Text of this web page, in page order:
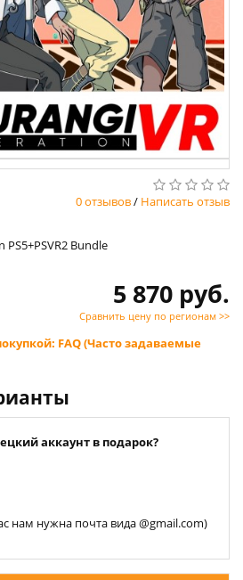
0 отзывов/ Написать отзыв
Bundle
5 870 руб.
Сравнить цену по регионам >>
FAQ (Часто задаваемые
аккаунт в подарок?
нам нужна почта вида @gmail.com)